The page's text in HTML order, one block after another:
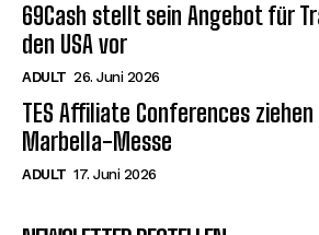
69Cash stellt sein Angebot für
den USA vor
ADULT 26. Juni 2026
TES Affiliate Conferences
Marbella-Messe
ADULT 17. Juni 2026